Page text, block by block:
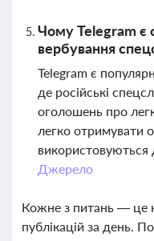
Чому Telegram є
вербування
Telegram є
де російські
оголошень про
легко отримувати
Джерело
Кожне з питань — це
публікацій за день.